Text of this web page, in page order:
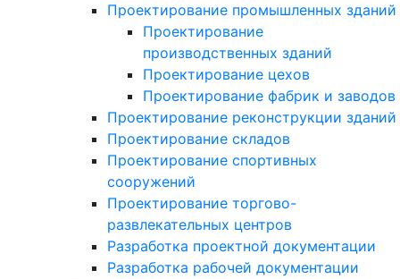
Проектирование промышленных зданий
Проектирование
производственных зданий
Проектирование цехов
Проектирование фабрик и заводов
Проектирование реконструкции зданий
Проектирование складов
Проектирование спортивных
сооружений
Проектирование торгово-
развлекательных центров
Разработка проектной документации
Разработка рабочей документации